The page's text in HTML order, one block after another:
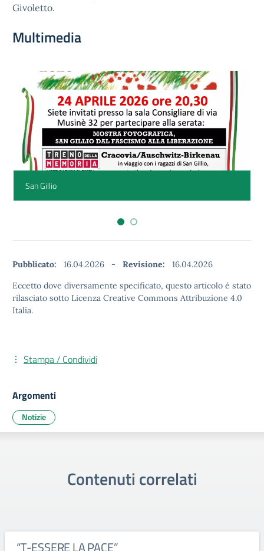
Givoletto.
Multimedia
San Gillio
Pubblicato: 16.04.2026 - Revisione:
16.04.2026
Eccetto dove diversamente specificato, questo articolo è stato
rilasciato sotto Licenza Creative Commons Attribuzione 4.0
Italia.
Stampa / Condividi
Argomenti
Notizie
Contenuti correlati
“T-ESSERE LA PACE”